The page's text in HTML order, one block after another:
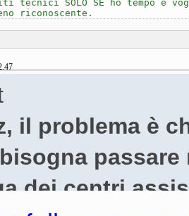
tecnici SOLO SE ho tempo e
riconoscente.
il problema è
dei centri